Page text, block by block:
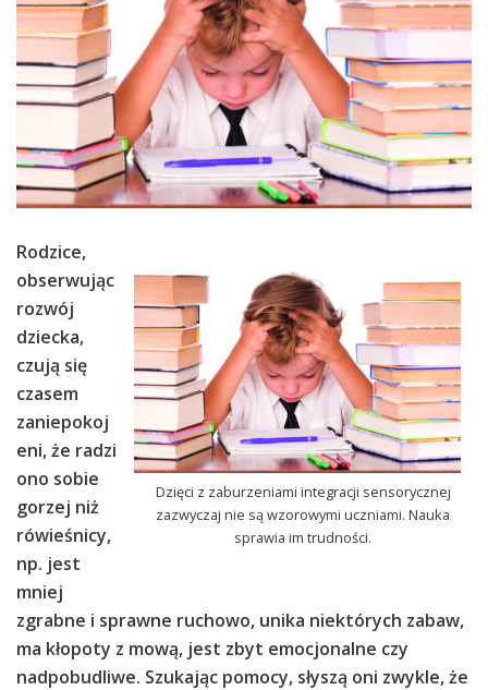
Dzięci z zaburzeniami integracji sensorycznej
zazwyczaj nie są wzorowymi uczniami. Nauka
sprawia im trudności.
Rodzice,
obserwując
rozwój
dziecka,
czują się
czasem
zaniepokoj
eni, że radzi
ono sobie
gorzej niż
rówieśnicy,
np. jest
mniej
zgrabne i sprawne ruchowo, unika niektórych zabaw,
ma kłopoty z mową, jest zbyt emocjonalne czy
nadpobudliwe. Szukając pomocy, słyszą oni zwykle, że